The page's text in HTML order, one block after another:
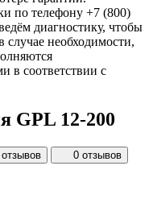
по телефону +7 (800)
диагностику, чтобы
случае необходимости,
в соответствии с
GPL 12-200
0 отзывов